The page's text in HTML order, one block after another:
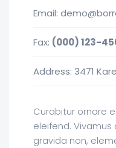
Email:
Fax: (000) 123-
Address: 3471
Curabitur ornare
eleifend.
gravida non,